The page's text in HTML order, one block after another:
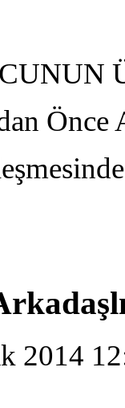
Önce
2014